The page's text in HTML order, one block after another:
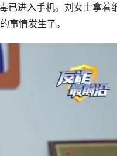
已进入手机。刘女士拿着
事情发生了。